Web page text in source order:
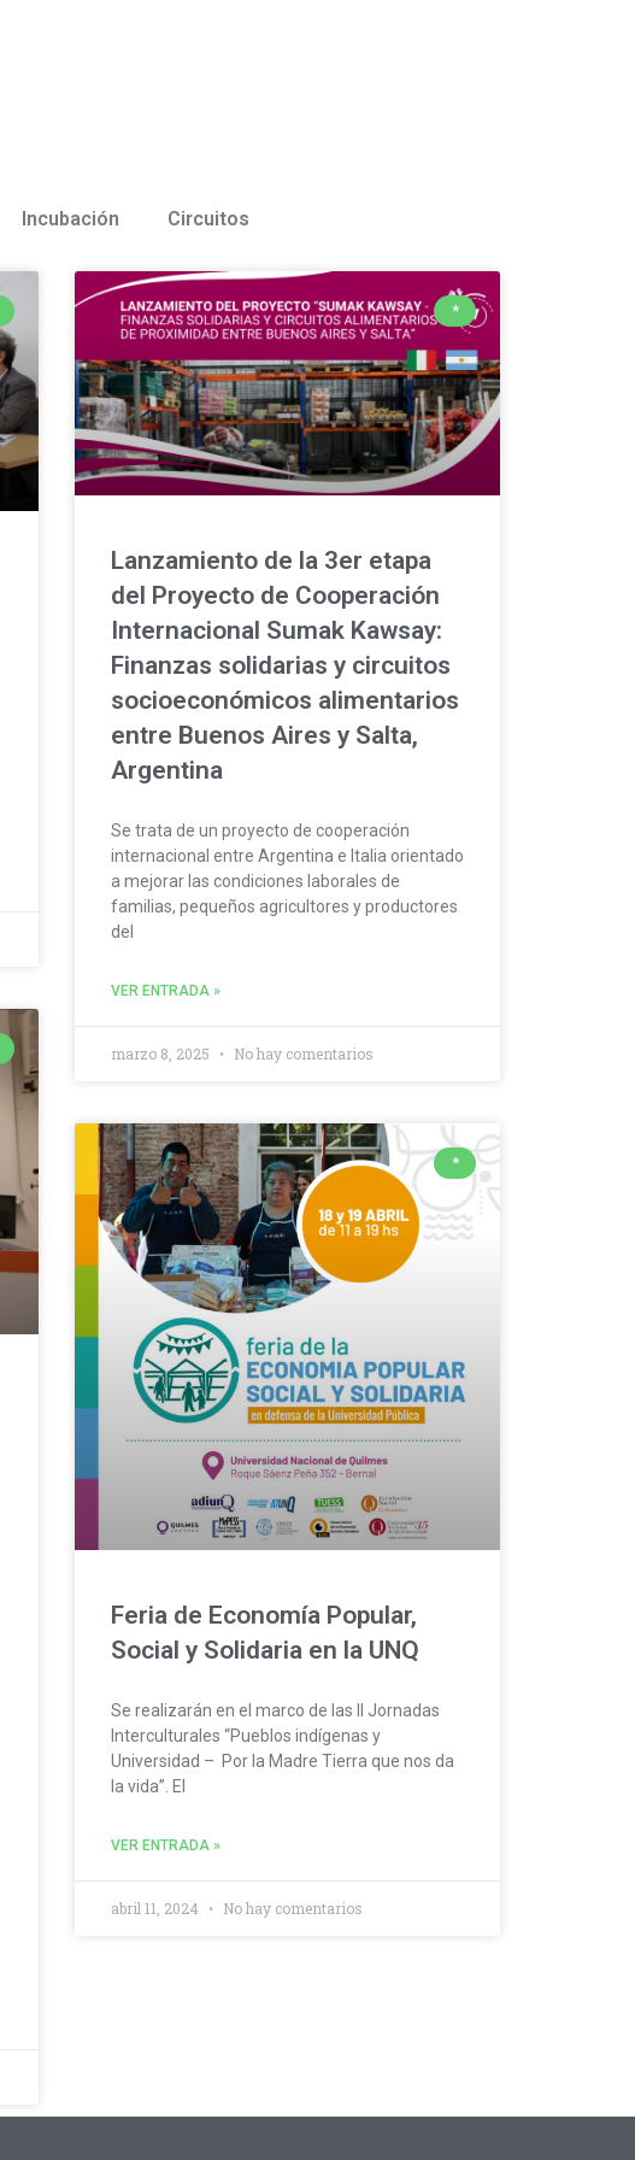
Incubación Circuitos
*
Lanzamiento de la 3er etapa
del Proyecto de Cooperación
Internacional Sumak Kawsay:
Finanzas solidarias y circuitos
socioeconómicos alimentarios
entre Buenos Aires y Salta,
Argentina
Se trata de un proyecto de cooperación
internacional entre Argentina e Italia orientado
a mejorar las condiciones laborales de
familias, pequeños agricultores y productores
del
VER ENTRADA »
marzo 8, 2025 No hay comentarios
*
Feria de Economía Popular,
Social y Solidaria en la UNQ
Se realizarán en el marco de las II Jornadas
Interculturales “Pueblos indígenas y
Universidad – Por la Madre Tierra que nos da
la vida”. El
VER ENTRADA »
abril 11, 2024 No hay comentarios